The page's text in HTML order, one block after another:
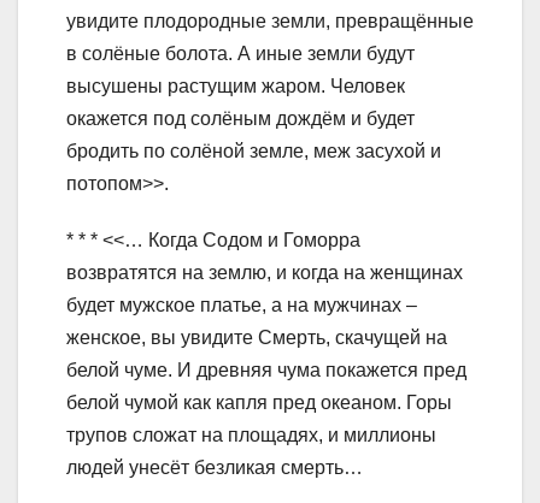
увидите плодородные земли, превращённые
в солёные болота. А иные земли будут
высушены растущим жаром. Человек
окажется под солёным дождём и будет
бродить по солёной земле, меж засухой и
потопом>>.
* * * <<… Когда Содом и Гоморра
возвратятся на землю, и когда на женщинах
будет мужское платье, а на мужчинах –
женское, вы увидите Смерть, скачущей на
белой чуме. И древняя чума покажется пред
белой чумой как капля пред океаном. Горы
трупов сложат на площадях, и миллионы
людей унесёт безликая смерть…